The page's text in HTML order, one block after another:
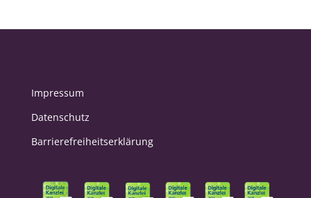
Impressum
Datenschutz
Barrierefreiheitserklärung